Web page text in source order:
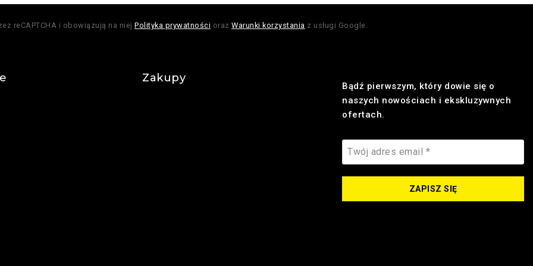
reCAPTCHA i obowiązują na niej Polityka prywatności oraz Warunki korzystania z usługi Google.
Zakupy
Bądź pierwszym, który dowie się o
naszych nowościach i ekskluzywnych
ofertach.